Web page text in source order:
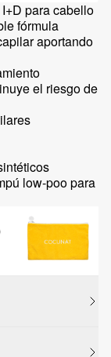
para cabello
fórmula
aportando
el riesgo de
low-poo para